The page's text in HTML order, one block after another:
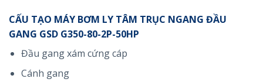
CẤU TẠO MÁY BƠM LY TÂM TRỤC NGANG ĐẦU
GANG GSD G350-80-2P-50HP
Đầu gang xám cứng cáp
Cánh gang